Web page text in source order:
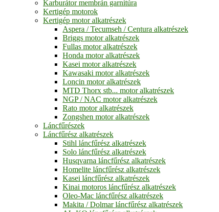
Karburátor membrán garnitúra
Kertigép motorok
Kertigép motor alkatrészek
Aspera / Tecumseh / Centura alkatrészek
Briggs motor alkatrészek
Fullas motor alkatrészek
Honda motor alkatrészek
Kasei motor alkatrészek
Kawasaki motor alkatrészek
Loncin motor alkatrészek
MTD Thorx stb... motor alkatrészek
NGP / NAC motor alkatrészek
Rato motor alkatrészek
Zongshen motor alkatrészek
Láncfűrészek
Láncfűrész alkatrészek
Stihl láncfűrész alkatrészek
Solo láncfűrész alkatrészek
Husqvarna láncfűrész alkatrészek
Homelite láncfűrész alkatrészek
Kasei láncfűrész alkatrészek
Kinai motoros láncfűrész alkatrészek
Oleo-Mac láncfűrész alkatrészek
Makita / Dolmar láncfűrész alkatrészek